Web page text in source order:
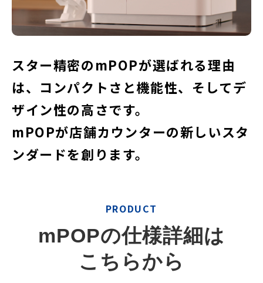
スター精密のmPOPが選ばれる理由
は、コンパクトさと機能性、そしてデ
ザイン性の高さです。
mPOPが店舗カウンターの新しいスタ
ンダードを創ります。
PRODUCT
mPOPの仕様詳細は
こちらから